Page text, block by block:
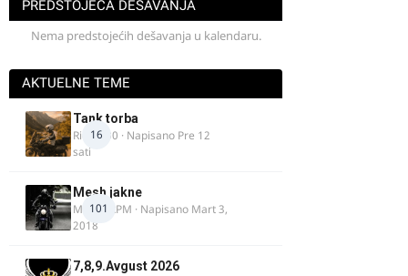
PREDSTOJEĆA DEŠAVANJA
Nema predstojećih dešavanja u kalendaru.
AKTUELNE TEME
16
Tank torba
Rider000 · Napisano Pre 12
sati
101
Mesh jakne
MostarRPM · Napisano Mart 3,
2018
7,8,9.Avgust 2026